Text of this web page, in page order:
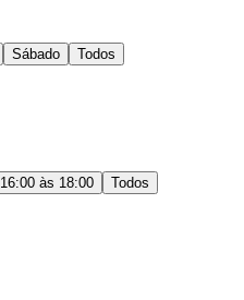
Sábado Todos
16:00 às 18:00
Todos